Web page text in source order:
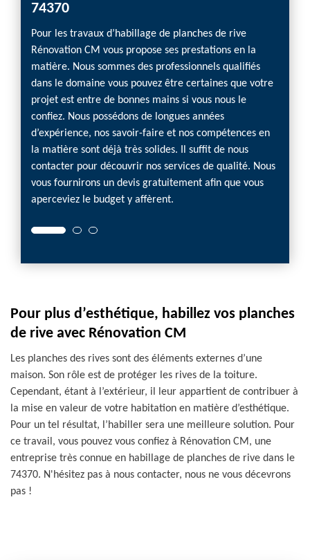
74370
Pour les travaux d’habillage de planches de rive
Rénovation CM vous propose ses prestations en la
matière. Nous sommes des professionnels qualifiés
dans le domaine vous pouvez être certaines que votre
projet est entre de bonnes mains si vous nous le
confiez. Nous possédons de longues années
d’expérience, nos savoir-faire et nos compétences en
la matière sont déjà très solides. Il suffit de nous
contacter pour découvrir nos services de qualité. Nous
vous fournirons un devis gratuitement afin que vous
aperceviez le budget y affèrent.
Pour plus d’esthétique, habillez vos planches
de rive avec Rénovation CM
Les planches des rives sont des éléments externes d’une
maison. Son rôle est de protéger les rives de la toiture.
Cependant, étant à l’extérieur, il leur appartient de contribuer à
la mise en valeur de votre habitation en matière d’esthétique.
Pour un tel résultat, l’habiller sera une meilleure solution. Pour
ce travail, vous pouvez vous confiez à Rénovation CM, une
entreprise très connue en habillage de planches de rive dans le
74370. N'hésitez pas à nous contacter, nous ne vous décevrons
pas !